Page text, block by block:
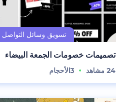
تصميمات خصومات الجمعة البيضاء
24 مشاهد 3الأحجام